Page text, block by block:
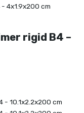
rigid B4 –